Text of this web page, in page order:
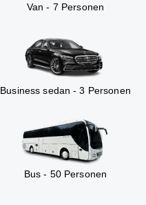
Van - 7 Personen
Business sedan - 3 Personen
Bus - 50 Personen